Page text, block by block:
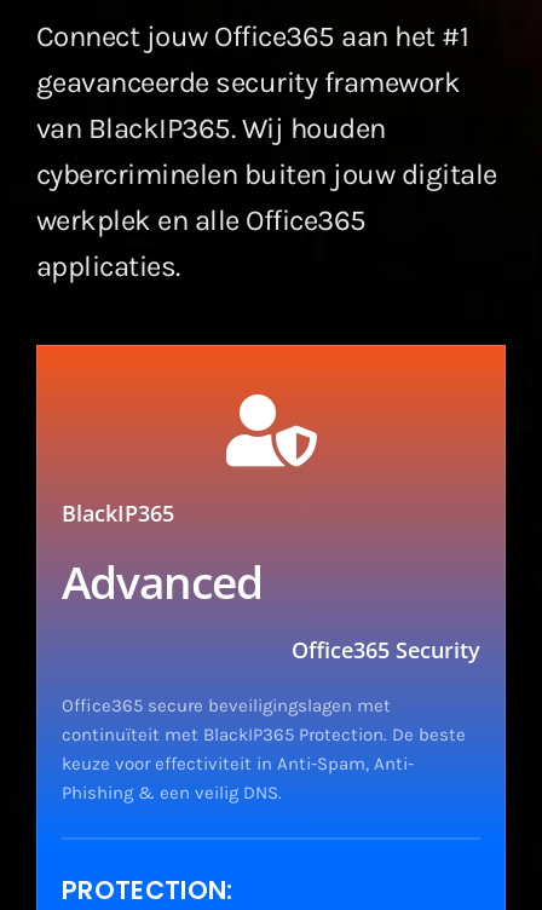
Connect jouw Office365 aan het #1
geavanceerde security framework
van BlackIP365. Wij houden
cybercriminelen buiten jouw digitale
werkplek en alle Office365
applicaties.
BlackIP365
Advanced
Office365 Security
Office365 secure beveiligingslagen met
continuïteit met BlackIP365 Protection. De beste
keuze voor effectiviteit in Anti-Spam, Anti-
Phishing & een veilig DNS.
PROTECTION: